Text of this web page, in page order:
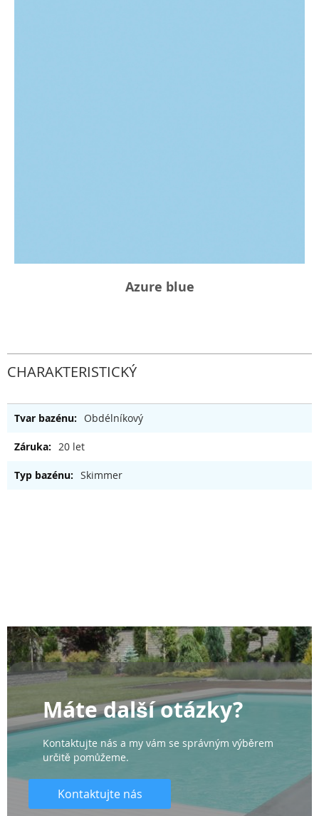
Azure blue
CHARAKTERISTICKÝ
Obdélníkový
20 let
Skimmer
Máte další otázky?
Kontaktujte nás a my vám se správným výběrem
určitě pomůžeme.
Kontaktujte nás